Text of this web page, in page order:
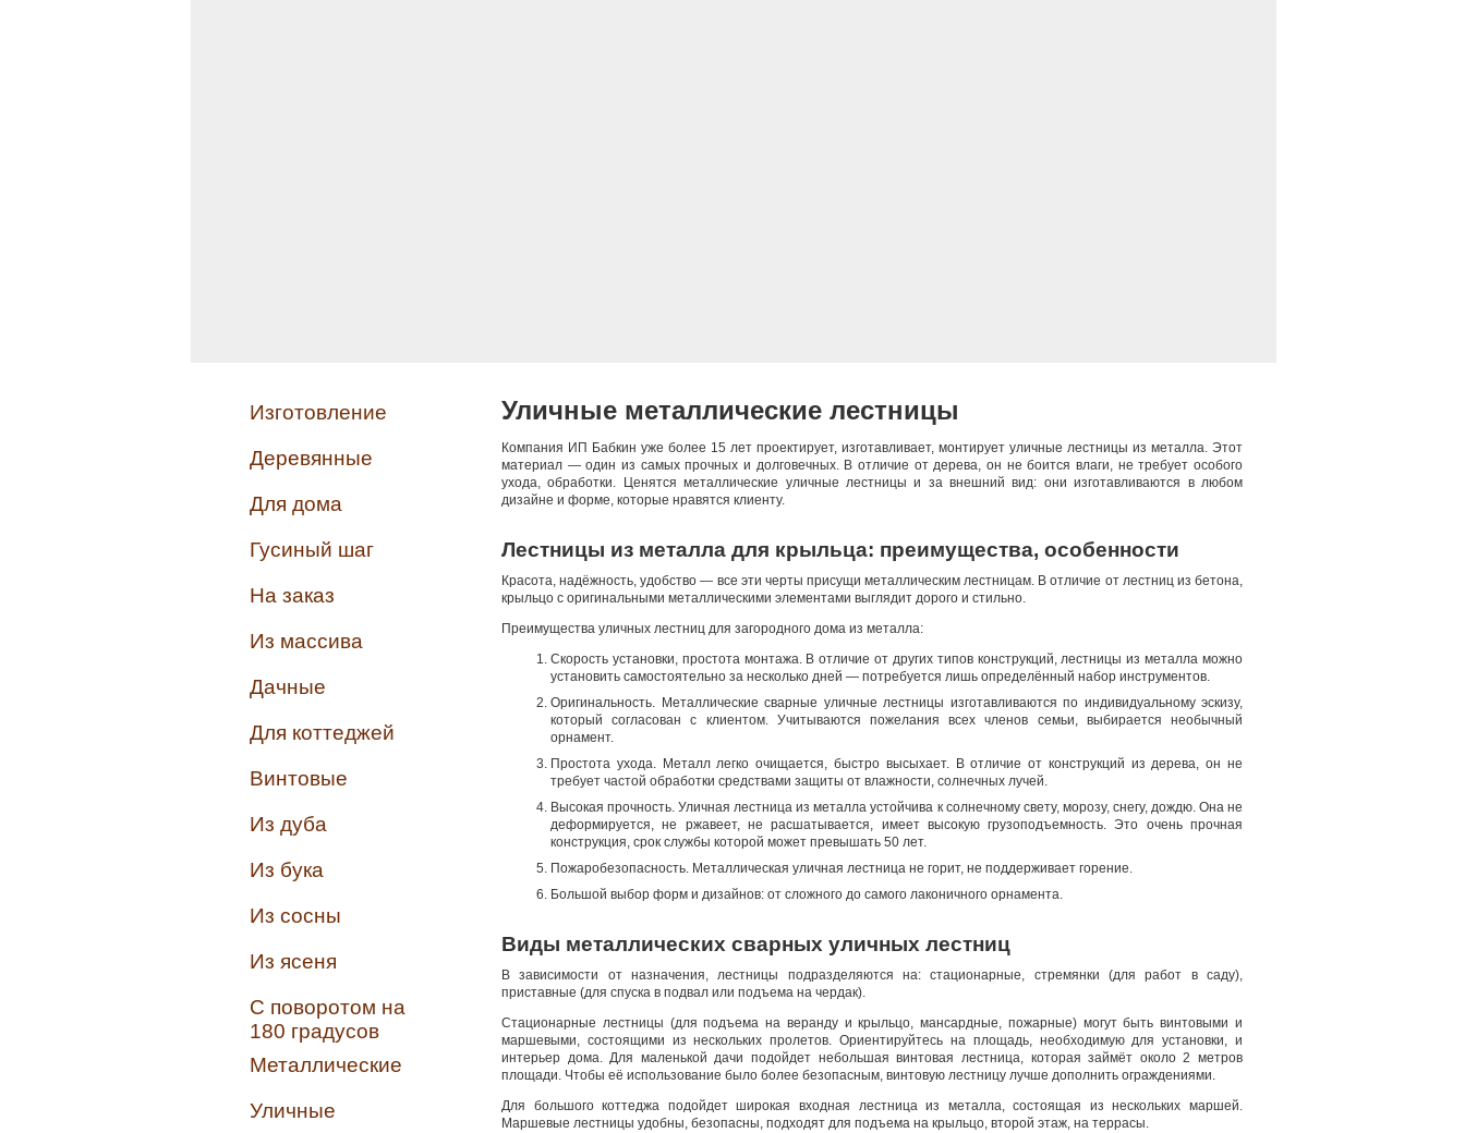
Уличные металлические лестницы
Компания ИП Бабкин уже более 15 лет проектирует, изготавливает, монтирует уличные лестницы из металла. Этот
материал — один из самых прочных и долговечных. В отличие от дерева, он не боится влаги, не требует особого
ухода, обработки. Ценятся металлические уличные лестницы и за внешний вид: они изготавливаются в любом
дизайне и форме, которые нравятся клиенту.
Лестницы из металла для крыльца: преимущества, особенности
Красота, надёжность, удобство — все эти черты присущи металлическим лестницам. В отличие от лестниц из бетона,
крыльцо с оригинальными металлическими элементами выглядит дорого и стильно.
Преимущества уличных лестниц для загородного дома из металла:
Скорость установки, простота монтажа. В отличие от других типов конструкций, лестницы из металла можно
установить самостоятельно за несколько дней — потребуется лишь определённый набор инструментов.
Оригинальность. Металлические сварные уличные лестницы изготавливаются по индивидуальному эскизу,
который согласован с клиентом. Учитываются пожелания всех членов семьи, выбирается необычный
орнамент.
Простота ухода. Металл легко очищается, быстро высыхает. В отличие от конструкций из дерева, он не
требует частой обработки средствами защиты от влажности, солнечных лучей.
Высокая прочность. Уличная лестница из металла устойчива к солнечному свету, морозу, снегу, дождю. Она не
деформируется, не ржавеет, не расшатывается, имеет высокую грузоподъемность. Это очень прочная
конструкция, срок службы которой может превышать 50 лет.
Пожаробезопасность. Металлическая уличная лестница не горит, не поддерживает горение.
Большой выбор форм и дизайнов: от сложного до самого лаконичного орнамента.
Виды металлических сварных уличных лестниц
В зависимости от назначения, лестницы подразделяются на: стационарные, стремянки (для работ в саду),
приставные (для спуска в подвал или подъема на чердак).
Стационарные лестницы (для подъема на веранду и крыльцо, мансардные, пожарные) могут быть винтовыми и
маршевыми, состоящими из нескольких пролетов. Ориентируйтесь на площадь, необходимую для установки, и
интерьер дома. Для маленькой дачи подойдет небольшая винтовая лестница, которая займёт около 2 метров
площади. Чтобы её использование было более безопасным, винтовую лестницу лучше дополнить ограждениями.
Для большого коттеджа подойдет широкая входная лестница из металла, состоящая из нескольких маршей.
Маршевые лестницы удобны, безопасны, подходят для подъема на крыльцо, второй этаж, на террасы.
Изготовление
Деревянные
Для дома
Гусиный шаг
На заказ
Из массива
Дачные
Для коттеджей
Винтовые
Из дуба
Из бука
Из сосны
Из ясеня
С поворотом на
180 градусов
Металлические
Уличные